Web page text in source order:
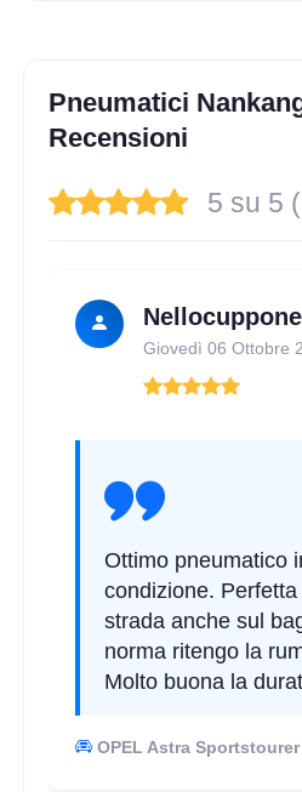
Pneumatici
Recensioni
5 su 5
Nellocuppone
Giovedì 06 Ottobre
Ottimo pneumatico
condizione.
strada anche sul
norma ritengo la
Molto buona la
OPEL Astra Sportstourer